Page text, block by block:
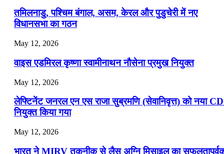
📝 डेली करेंट अफेयर्स: 16-18 जुलाई 2026
तमिलनाडु, पश्चिम बंगाल, असम, केरल और पुडुचेरी में नए
विधानसभा का गठन
May 12, 2026
वाइस एडमिरल कृष्णा स्वामीनाथन नौसेना प्रमुख नियुक्त
May 12, 2026
लेफ्टिनेंट जनरल एन एस राजा सुब्रमणि (सेवानिवृत्त) को नया
नियुक्त किया गया
May 12, 2026
भारत ने MIRV तकनीक से लैस अग्नि मिसाइल का